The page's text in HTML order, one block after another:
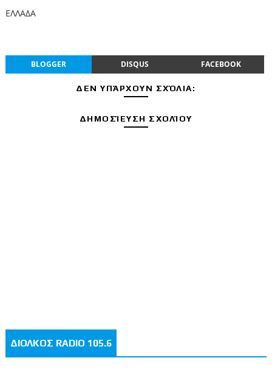
ΕΛΛΑΔΑ
BLOGGER DISQUS FACEBOOK
ΔΕΝ ΥΠΆΡΧΟΥΝ ΣΧΌΛΙΑ:
ΔΗΜΟΣΊΕΥΣΗ ΣΧΟΛΊΟΥ
ΔΙΟΛΚΟΣ RADIO 105.6